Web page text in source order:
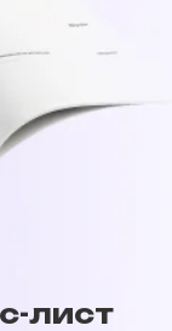
лист